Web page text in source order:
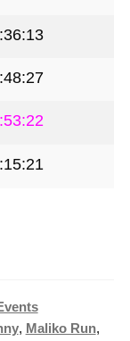
, Maliko Run,